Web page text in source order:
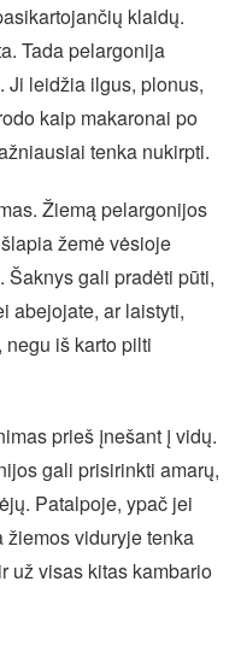
klaidų.
Tada pelargonija
Ji leidžia ilgus, plonus,
kaip makaronai po
tenka nukirpti.
Žiemą pelargonijos
žemė vėsioje
Šaknys gali pradėti pūti,
abejojate, ar laistyti,
iš karto pilti
prieš įnešant į vidų.
gali prisirinkti amarų,
Patalpoje, ypač jei
viduryje tenka
už visas kitas kambario